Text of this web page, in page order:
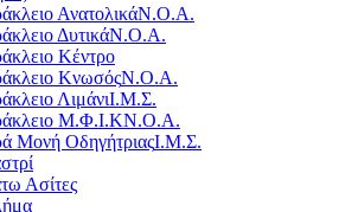
ΑνατολικάΝ.Ο.Α.
ΔυτικάΝ.Ο.Α.
Κέντρο
ΚνωσόςΝ.Ο.Α.
ΛιμάνιΙ.Μ.Σ.
Μ.Φ.Ι.ΚΝ.Ο.Α.
Μονή ΟδηγήτριαςΙ.Μ.Σ.
Ασίτες